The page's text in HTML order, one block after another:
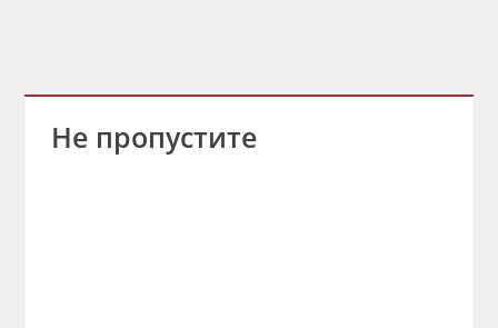
Не пропустите